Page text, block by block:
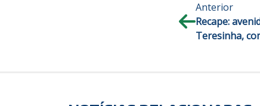
Anterior
Recape:
Teresinha,